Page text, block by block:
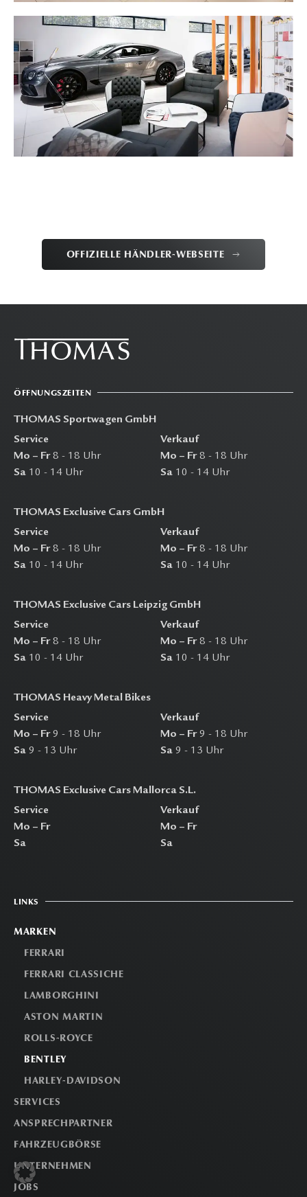
OFFIZIELLE HÄNDLER-WEBSEITE
ÖFFNUNGSZEITEN
THOMAS Sportwagen GmbH
Service
Mo – Fr8 - 18 Uhr
Sa 10 - 14 Uhr
Verkauf
Mo – Fr8 - 18 Uhr
Sa 10 - 14 Uhr
THOMAS Exclusive Cars GmbH
Service
Mo – Fr8 - 18 Uhr
Sa 10 - 14 Uhr
Verkauf
Mo – Fr8 - 18 Uhr
Sa 10 - 14 Uhr
THOMAS Exclusive Cars Leipzig GmbH
Service
Mo – Fr8 - 18 Uhr
Sa 10 - 14 Uhr
Verkauf
Mo – Fr8 - 18 Uhr
Sa 10 - 14 Uhr
THOMAS Heavy Metal Bikes
Service
Mo – Fr9 - 18 Uhr
Sa 9 - 13 Uhr
Verkauf
Mo – Fr9 - 18 Uhr
Sa 9 - 13 Uhr
THOMAS Exclusive Cars Mallorca S.L.
Service
Mo – Fr
Sa
Verkauf
Mo – Fr
Sa
LINKS
MARKEN
FERRARI
FERRARI CLASSICHE
LAMBORGHINI
ASTON MARTIN
ROLLS-ROYCE
BENTLEY
HARLEY-DAVIDSON
SERVICES
ANSPRECHPARTNER
FAHRZEUGBÖRSE
UNTERNEHMEN
JOBS